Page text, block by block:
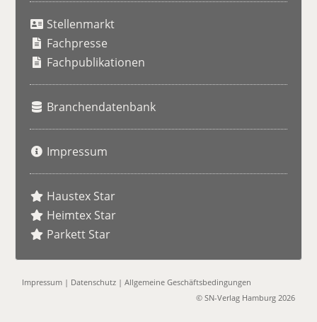
Stellenmarkt
Fachpresse
Fachpublikationen
Branchendatenbank
Impressum
Haustex Star
Heimtex Star
Parkett Star
Impressum | Datenschutz |Allgemeine Geschäftsbedingungen
© SN-Verlag Hamburg 2026